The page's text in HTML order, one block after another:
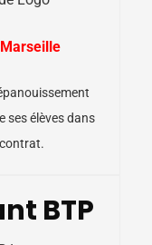
ses élèves dans
BTP